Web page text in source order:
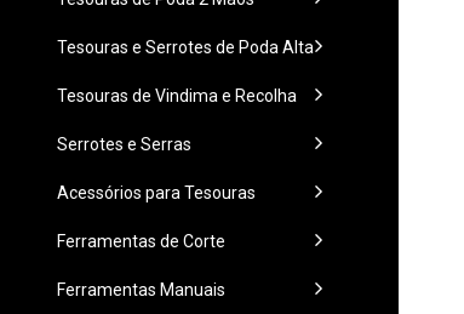
Tesouras e Serrotes de Poda Alta
Tesouras de Vindima e Recolha
Serrotes e Serras
Acessórios para Tesouras
Ferramentas de Corte
Ferramentas Manuais